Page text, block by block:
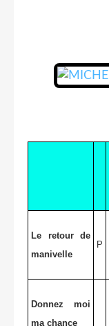
Le retour de
manivelle
P
Donnez moi
ma chance